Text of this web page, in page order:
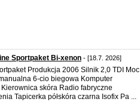
Sportpaket Bi-xenon - [18.7. 2026]
Produkcja 2006 Silnik 2,0 TDI Moc
6-cio biegowa Komputer
skóra Radio fabryczne
Tapicerka półskóra czarna Isofix Pa ...